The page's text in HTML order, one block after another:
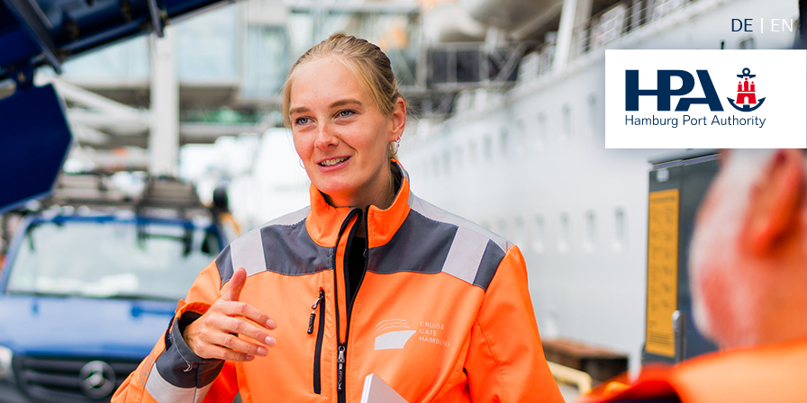
DE EN
Center der HPA
aller Verkehrsmeldungen im Hafen am